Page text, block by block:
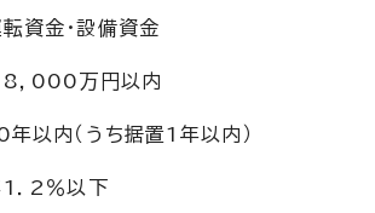
資金・設備資金
8，000万円以内
以内（うち据置1年以内）
1．2％以下